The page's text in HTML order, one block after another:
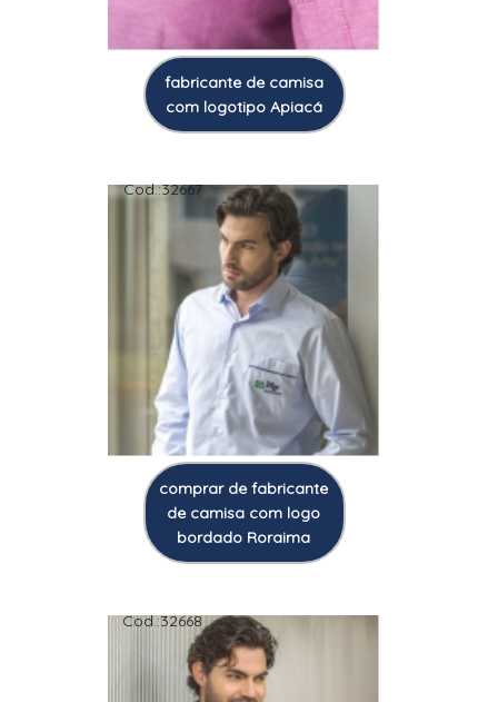
fabricante de camisa
com logotipo Apiacá
Cod.:32667
comprar de fabricante
de camisa com logo
bordado Roraima
Cod.:32668